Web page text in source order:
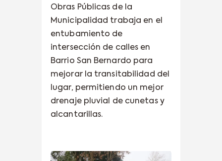
Obras Públicas de la
Municipalidad trabaja en el
entubamiento de
intersección de calles en
Barrio San Bernardo para
mejorar la transitabilidad del
lugar, permitiendo un mejor
drenaje pluvial de cunetas y
alcantarillas.